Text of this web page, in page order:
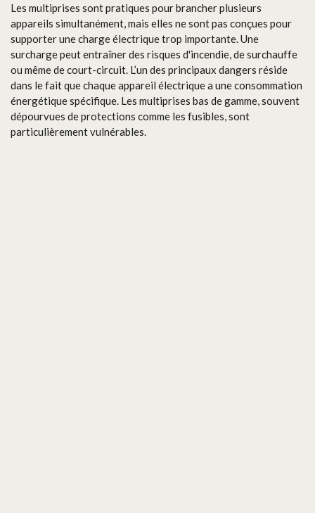
Les multiprises sont pratiques pour brancher plusieurs
appareils simultanément, mais elles ne sont pas conçues pour
supporter une charge électrique trop importante. Une
surcharge peut entraîner des risques d'incendie, de surchauffe
ou même de court-circuit. L’un des principaux dangers réside
dans le fait que chaque appareil électrique a une consommation
énergétique spécifique. Les multiprises bas de gamme, souvent
dépourvues de protections comme les fusibles, sont
particulièrement vulnérables.